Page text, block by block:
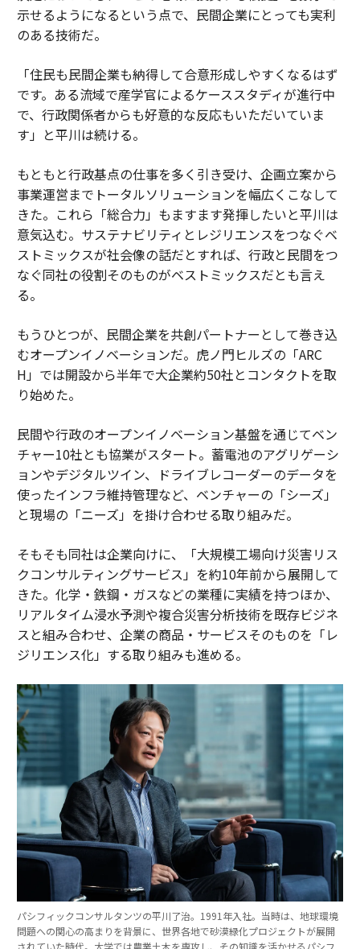
示せるようになるという点で、民間企業にとっても実利
のある技術だ。
「住民も民間企業も納得して合意形成しやすくなるはず
です。ある流域で産学官によるケーススタディが進行中
で、行政関係者からも好意的な反応もいただいていま
す」と平川は続ける。
もともと行政基点の仕事を多く引き受け、企画立案から
事業運営までトータルソリューションを幅広くこなして
きた。これら「総合力」もますます発揮したいと平川は
意気込む。サステナビリティとレジリエンスをつなぐベ
ストミックスが社会像の話だとすれば、行政と民間をつ
なぐ同社の役割そのものがベストミックスだとも言え
る。
もうひとつが、民間企業を共創パートナーとして巻き込
むオープンイノベーションだ。虎ノ門ヒルズの「ARC
H」では開設から半年で大企業約50社とコンタクトを取
り始めた。
民間や行政のオープンイノベーション基盤を通じてベン
チャー10社とも協業がスタート。蓄電池のアグリゲーシ
ョンやデジタルツイン、ドライブレコーダーのデータを
使ったインフラ維持管理など、ベンチャーの「シーズ」
と現場の「ニーズ」を掛け合わせる取り組みだ。
そもそも同社は企業向けに、「大規模工場向け災害リス
クコンサルティングサービス」を約10年前から展開して
きた。化学・鉄鋼・ガスなどの業種に実績を持つほか、
リアルタイム浸水予測や複合災害分析技術を既存ビジネ
スと組み合わせ、企業の商品・サービスそのものを「レ
ジリエンス化」する取り組みも進める。
パシフィックコンサルタンツの平川了治。1991年入社。当時は、地球環境
問題への関心の高まりを背景に、世界各地で砂漠緑化プロジェクトが展開